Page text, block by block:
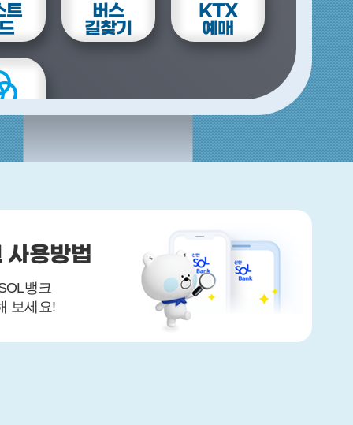
트
버스
길찾기
KTX
예매
션
용방법
뱅크
보세요!